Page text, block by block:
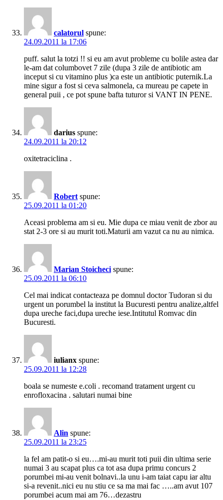
calatorul spune:
24.09.2011 la 17:06
puff. salut la totzi !! si eu am avut probleme cu bolile astea dar
le-am dat columbovet 7 zile (dupa 3 zile de antibiotic am
inceput si cu vitamino plus )ca este un antibiotic puternik.La
mine sigur a fost si ceva salmonela, ca mureau pe capete in
general puii , ce pot spune bafta tuturor si VANT IN PENE.
darius spune:
24.09.2011 la 20:12
oxitetraciclina .
Robert spune:
25.09.2011 la 01:20
Aceasi problema am si eu. Mie dupa ce miau venit de zbor au
stat 2-3 ore si au murit toti.Maturii am vazut ca nu au nimica.
Marian Stoicheci spune:
25.09.2011 la 06:10
Cel mai indicat contacteaza pe domnul doctor Tudoran si du
urgent un porumbel la institut la Bucuresti pentru analize,altfel
dupa ureche faci,dupa ureche iese.Intitutul Romvac din
Bucuresti.
iulianx spune:
25.09.2011 la 12:28
boala se numeste e.coli . recomand tratament urgent cu
enrofloxacina . salutari numai bine
Alin spune:
25.09.2011 la 23:25
la fel am patit-o si eu….mi-au murit toti puii din ultima serie
numai 3 au scapat plus ca tot asa dupa primu concurs 2
porumbei mi-au venit bolnavi..la unu i-am taiat capu iar altu
si-a revenit..nici eu nu stiu ce sa ma mai fac …..am avut 107
porumbei acum mai am 76…dezastru